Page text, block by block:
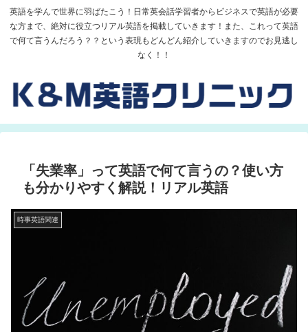
英語を学んで世界に羽ばたこう！日常英会話学習者からビジネスで英語が必要
な方まで、絶対に役立つリアル英語を掲載していきます！また、これって英語
で何て言うんだろう？？という表現もどんどん紹介していきますのでお見逃し
なく！！
「失業率」って英語で何て言うの？使い方
も分かりやすく解説！リアル英語
時事英語関連